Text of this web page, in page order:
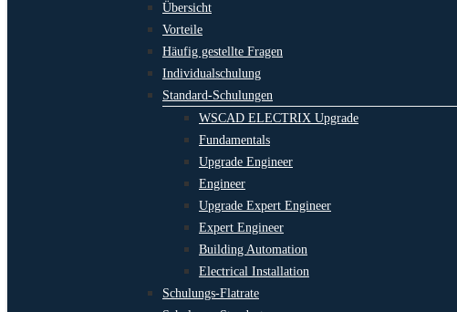
Übersicht
Vorteile
Häufig gestellte Fragen
Individualschulung
Standard-Schulungen
WSCAD ELECTRIX Upgrade
Fundamentals
Upgrade Engineer
Engineer
Upgrade Expert Engineer
Expert Engineer
Building Automation
Electrical Installation
Schulungs-Flatrate